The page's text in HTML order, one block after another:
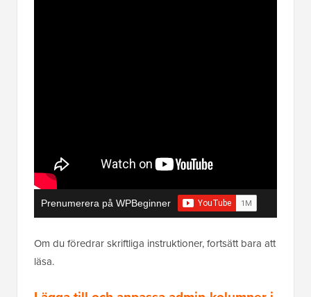
Prenumerera på WPBeginner
Om du föredrar skriftliga instruktioner, fortsätt bara att
läsa.